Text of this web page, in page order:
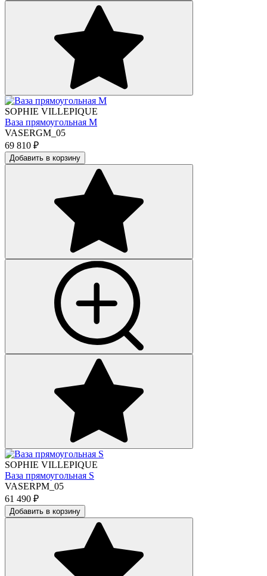
SOPHIE VILLEPIQUE
Ваза прямоугольная М
VASERGM_05
69 810 ₽
Добавить в корзину
SOPHIE VILLEPIQUE
Ваза прямоугольная S
VASERPM_05
61 490 ₽
Добавить в корзину